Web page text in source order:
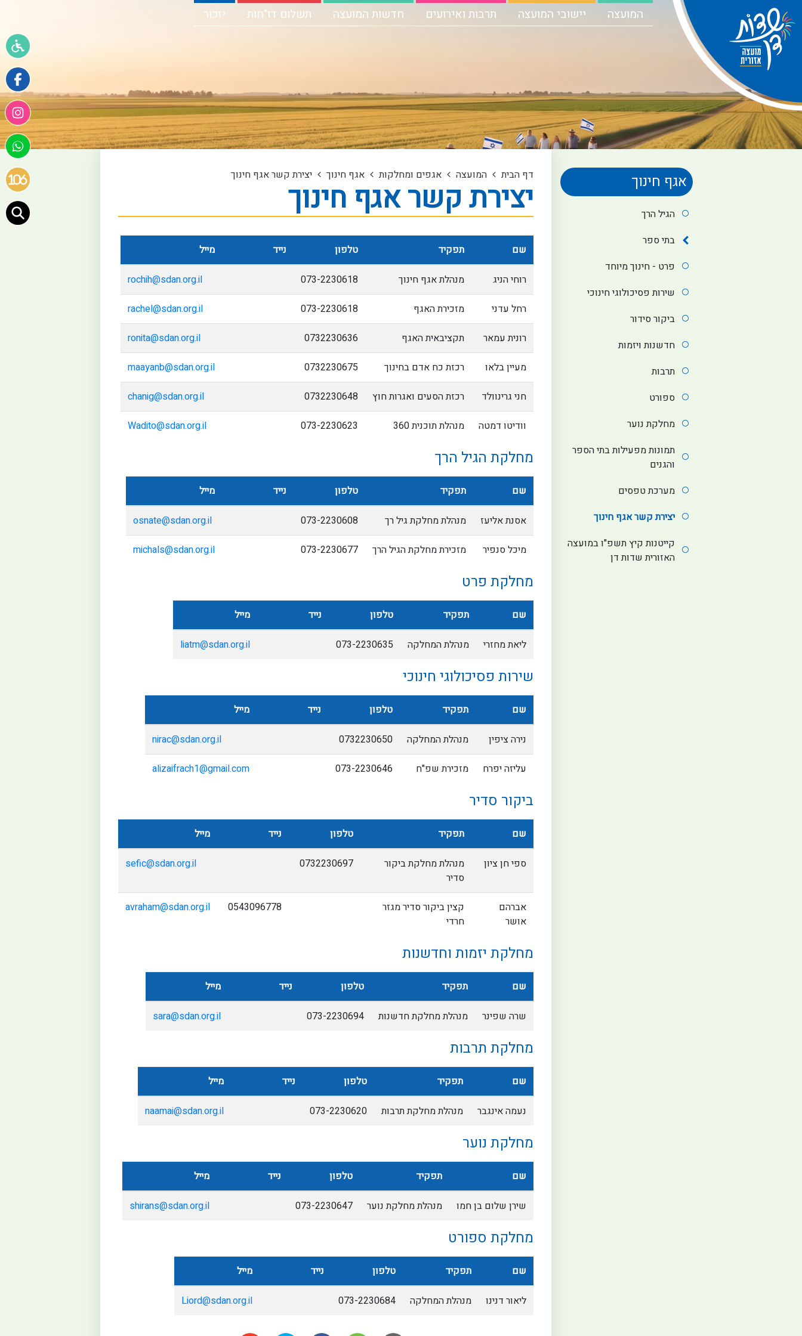
המועצה יישובי המועצה תרבות ואירועים חדשות המועצה תשלום דו"חות יזכור
אגף חינוך
הגיל הרך
בתי ספר
פרט - חינוך מיוחד
שירות פסיכולוגי חינוכי
ביקור סידור
חדשנות ויזמות
תרבות
ספורט
מחלקת נוער
תמונות מפעילות בתי הספר
והגנים
מערכת טפסים
יצירת קשר אגף חינוך
קייטנות קיץ תשפ"ו במועצה
האזורית שדות דן
דף הבית המועצה אגפים ומחלקות אגף חינוך יצירת קשר אגף חינוך
יצירת קשר אגף חינוך
שם תפקיד טלפון נייד מייל
רוחי הניג מנהלת אגף חינוך 073-2230618
rochih@sdan.org.il
רחל עדני מזכירת האגף 073-2230618
rachel@sdan.org.il
רונית עמאר תקציבאית האגף 0732230636
ronita@sdan.org.il
מעיין בלאו רכזת כח אדם בחינוך 0732230675
maayanb@sdan.org.il
חני גרינוולד רכזת הסעים ואגרות חוץ 0732230648
chanig@sdan.org.il
וודיטו דמטה מנהלת תוכנית 360 073-2230623
Wadito@sdan.org.il
מחלקת הגיל הרך
שם תפקיד טלפון נייד מייל
אסנת אליעז מנהלת מחלקת גיל רך 073-2230608
osnate@sdan.org.il
מיכל סנפיר מזכירת מחלקת הגיל הרך 073-2230677
michals@sdan.org.il
מחלקת פרט
שם תפקיד טלפון נייד מייל
ליאת מחזרי מנהלת המחלקה 073-2230635
liatm@sdan.org.il
שירות פסיכולוגי חינוכי
שם תפקיד טלפון נייד מייל
נירה ציפין מנהלת המחלקה 0732230650
nirac@sdan.org.il
עליזה יפרח מזכירת שפ"ח 073-2230646
alizaifrach1@gmail.com
ביקור סדיר
שם תפקיד טלפון נייד מייל
ספי חן ציון
מנהלת מחלקת ביקור
סדיר
0732230697
sefic@sdan.org.il
אברהם
אושר
קצין ביקור סדיר מגזר
חרדי
0543096778
avraham@sdan.org.il
מחלקת יזמות וחדשנות
שם תפקיד טלפון נייד מייל
שרה שפינר מנהלת מחלקת חדשנות 073-2230694
sara@sdan.org.il
מחלקת תרבות
שם תפקיד טלפון נייד מייל
נעמה אינגבר מנהלת מחלקת תרבות 073-2230620
naamai@sdan.org.il
מחלקת נוער
שם תפקיד טלפון נייד מייל
שירן שלום בן חמו מנהלת מחלקת נוער 073-2230647
shirans@sdan.org.il
מחלקת ספורט
שם תפקיד טלפון נייד מייל
ליאור דנינו מנהלת המחלקה 073-2230684
Liord@sdan.org.il